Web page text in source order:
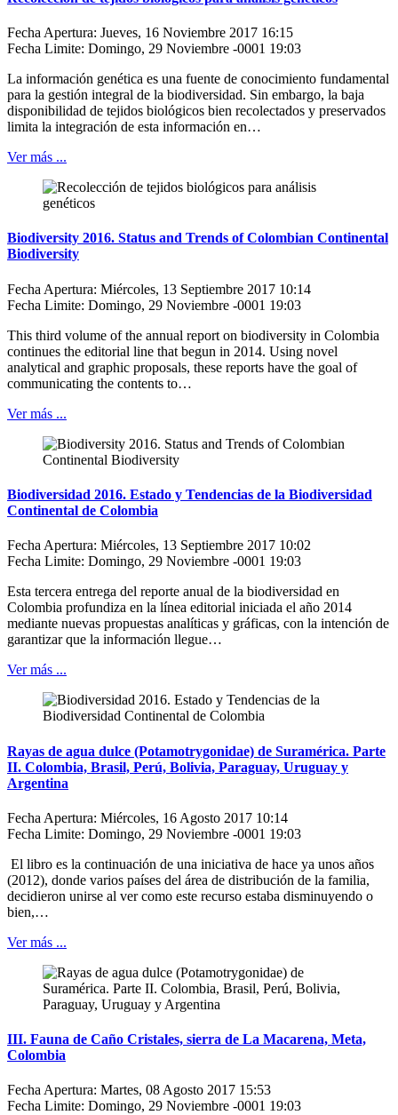
Fecha Apertura: Jueves, 16 Noviembre 2017 16:15
Fecha Limite: Domingo, 29 Noviembre -0001 19:03
La información genética es una fuente de conocimiento fundamental
para la gestión integral de la biodiversidad. Sin embargo, la baja
disponibilidad de tejidos biológicos bien recolectados y preservados
limita la integración de esta información en…
Ver más ...
Biodiversity 2016. Status and Trends of Colombian Continental
Biodiversity
Fecha Apertura: Miércoles, 13 Septiembre 2017 10:14
Fecha Limite: Domingo, 29 Noviembre -0001 19:03
This third volume of the annual report on biodiversity in Colombia
continues the editorial line that begun in 2014. Using novel
analytical and graphic proposals, these reports have the goal of
communicating the contents to…
Ver más ...
Biodiversidad 2016. Estado y Tendencias de la Biodiversidad
Continental de Colombia
Fecha Apertura: Miércoles, 13 Septiembre 2017 10:02
Fecha Limite: Domingo, 29 Noviembre -0001 19:03
Esta tercera entrega del reporte anual de la biodiversidad en
Colombia profundiza en la línea editorial iniciada el año 2014
mediante nuevas propuestas analíticas y gráficas, con la intención de
garantizar que la información llegue…
Ver más ...
Rayas de agua dulce (Potamotrygonidae) de Suramérica. Parte
II. Colombia, Brasil, Perú, Bolivia, Paraguay, Uruguay y
Argentina
Fecha Apertura: Miércoles, 16 Agosto 2017 10:14
Fecha Limite: Domingo, 29 Noviembre -0001 19:03
El libro es la continuación de una iniciativa de hace ya unos años
(2012), donde varios países del área de distribución de la familia,
decidieron unirse al ver como este recurso estaba disminuyendo o
bien,…
Ver más ...
III. Fauna de Caño Cristales, sierra de La Macarena, Meta,
Colombia
Fecha Apertura: Martes, 08 Agosto 2017 15:53
Fecha Limite: Domingo, 29 Noviembre -0001 19:03